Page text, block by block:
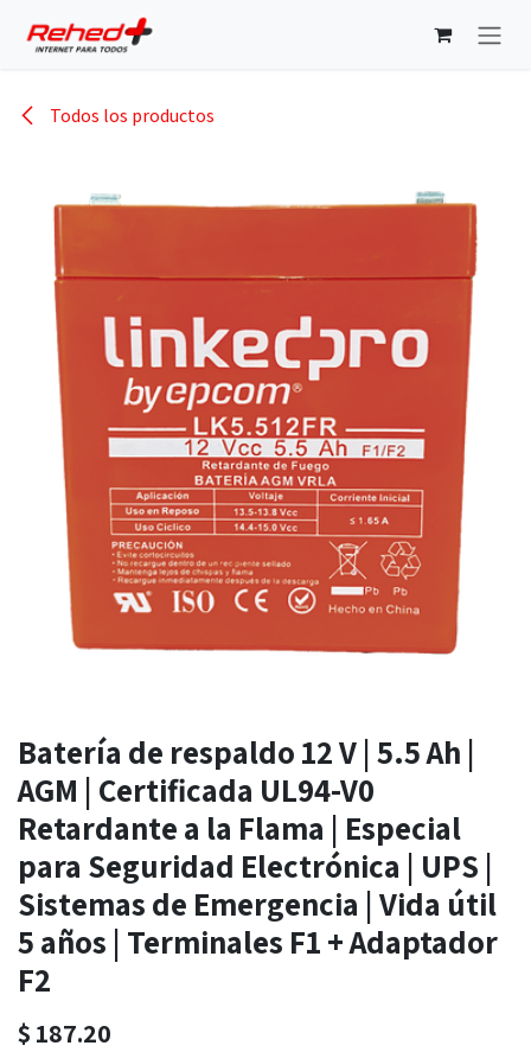
Todos los productos
Batería de respaldo 12 V | 5.5 Ah |
AGM | Certificada UL94-V0
Retardante a la Flama | Especial
para Seguridad Electrónica | UPS |
Sistemas de Emergencia | Vida útil
5 años | Terminales F1 + Adaptador
F2
$ 187.20